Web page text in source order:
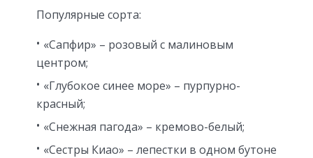
Популярные сорта:
«Сапфир» – розовый с малиновым
центром;
«Глубокое синее море» – пурпурно-
красный;
«Снежная пагода» – кремово-белый;
«Сестры Киао» – лепестки в одном бутоне